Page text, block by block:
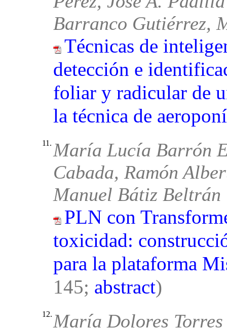
Barranco Gutiérrez,
Técnicas de
detección e
foliar y radicular de
la técnica de
11. María Lucía Barrón
Cabada, Ramón
Manuel Bátiz Beltrán
PLN con
toxicidad:
para la plataforma
145; abstract)
12. María Dolores